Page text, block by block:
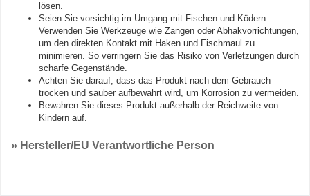
lösen.
Seien Sie vorsichtig im Umgang mit Fischen und Ködern.
Verwenden Sie Werkzeuge wie Zangen oder Abhakvorrichtungen,
um den direkten Kontakt mit Haken und Fischmaul zu
minimieren. So verringern Sie das Risiko von Verletzungen durch
scharfe Gegenstände.
Achten Sie darauf, dass das Produkt nach dem Gebrauch
trocken und sauber aufbewahrt wird, um Korrosion zu vermeiden.
Bewahren Sie dieses Produkt außerhalb der Reichweite von
Kindern auf.
» Hersteller/EU Verantwortliche Person